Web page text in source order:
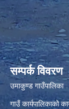
premium
सम्पर्क विवरण
उमाकुण्ड गाउँपालिका
गाउँ कार्यपालिकाको